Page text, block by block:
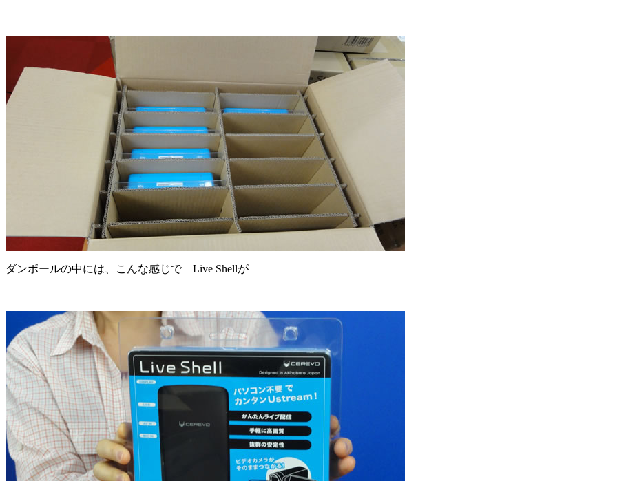
ダンボールの中には、こんな感じで Live Shellが